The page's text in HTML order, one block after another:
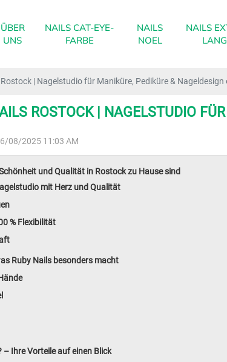
ÜBER
UNS
NAILS CAT-EYE-
FARBE
NAILS
NOEL
NAILS
LANG
| Nagelstudio für Maniküre, Pediküre & Nageldesign
ROSTOCK | NAGELSTUDIO
08/2025 11:03 AM
und Qualität in Rostock zu Hause sind
mit Herz und Qualität
% Flexibilität
Ruby Nails besonders macht
Ihre Vorteile auf einen Blick